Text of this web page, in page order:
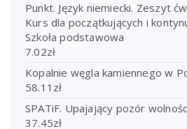
Punkt. Język niemiecki. Zeszyt
Kurs dla początkujących i
Szkoła podstawowa
7.02zł
Kopalnie węgla kamiennego w
58.11 zł
SPATiF. Upajający pozór
37.45zł